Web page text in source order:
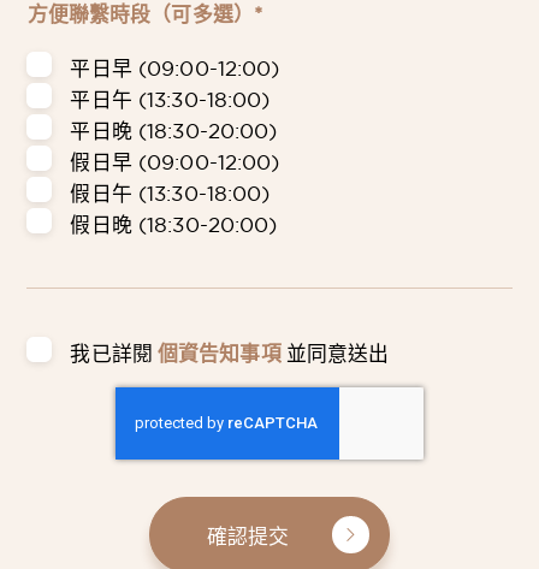
方便聯繫時段（可多選）*
平日早 (09:00-12:00)
平日午 (13:30-18:00)
平日晚 (18:30-20:00)
假日早 (09:00-12:00)
假日午 (13:30-18:00)
假日晚 (18:30-20:00)
我已詳閱 個資告知事項 並同意送出
確認提交